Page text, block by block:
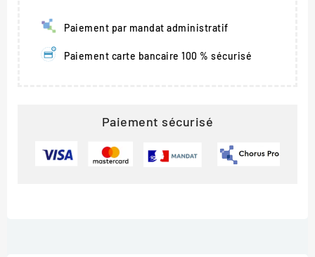
Paiement par mandat administratif
Paiement carte bancaire 100 % sécurisé
Paiement sécurisé